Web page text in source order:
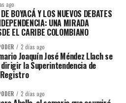
ago
BOYACÁ Y LOS NUEVOS DEBATES
UNA MIRADA
EL CARIBE COLOMBIANO
2 días ago
Joaquín José Méndez Llach se
la Superintendencia de
2 días ago